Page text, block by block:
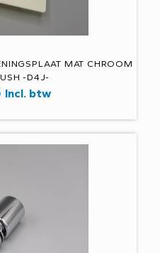
MAT CHROOM
-D4J-
Incl. btw